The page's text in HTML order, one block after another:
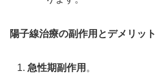
陽子線治療の副作用とデメリット
急性期副作用 。